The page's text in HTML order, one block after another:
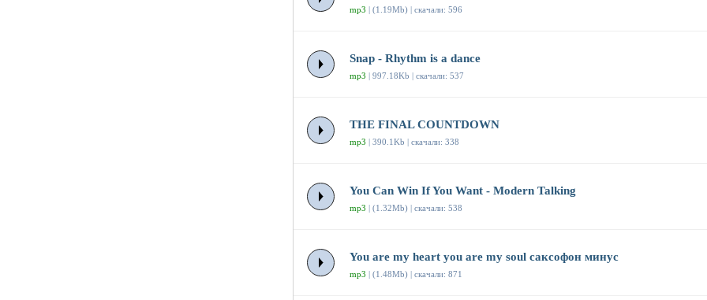
mp3 | (1.19Mb) | скачали: 596
Snap - Rhythm is a dance
mp3 | 997.18Kb | скачали: 537
THE FINAL COUNTDOWN
mp3 | 390.1Kb | скачали: 338
You Can Win If You Want - Modern Talking
mp3 | (1.32Mb) | скачали: 538
You are my heart you are my soul саксофон минус
mp3 | (1.48Mb) | скачали: 871